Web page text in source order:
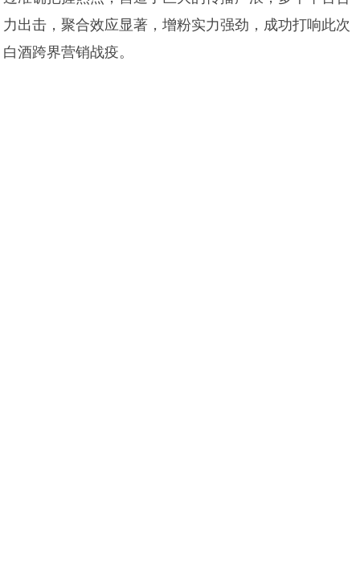
力出击，聚合效应显著，增粉实力强劲，成功打响此次
白酒跨界营销战疫。